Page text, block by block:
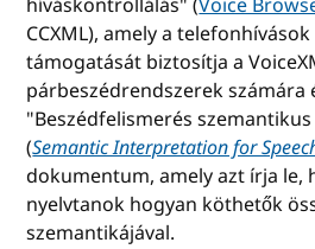
híváskontrollálás" (Voice
CCXML), amely a
támogatását biztosítja a
párbeszédrendszerek számára
"Beszédfelismerés
(Semantic Interpretation for
dokumentum, amely azt írja le,
nyelvtanok hogyan köthetők
szemantikájával.